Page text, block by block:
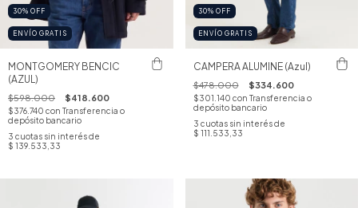
30% OFF
ENVÍO GRATIS
MONTGOMERY BENCIC
(AZUL)
$598.000 $418.600
$376.740 con Transferencia o
depósito bancario
3 cuotas sin interés de
$ 139.533,33
30% OFF
ENVÍO GRATIS
CAMPERA ALUMINE (Azul)
$478.000 $334.600
$301.140 con Transferencia o
depósito bancario
3 cuotas sin interés de
$ 111.533,33